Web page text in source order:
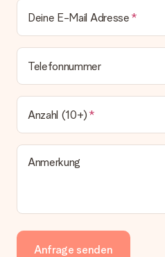
Deine E-Mail Adresse
Telefonnummer
Anzahl (10+)
Anmerkung
Anfrage senden